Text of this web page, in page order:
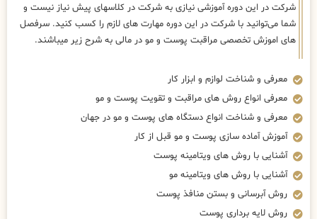
شرکت در این دوره آموزشی نیازی به شرکت در کلاسهای پیش نیاز نیست و
شما می‌توانید با شرکت در این دوره مهارت های لازم را کسب کنید. سرفصل
های اموزش تخصصی مراقبت پوست و مو در مالی به شرح زیر میباشند.
معرفی و شناخت لوازم و ابزار کار
معرفی انواع روش های مراقبت و تقویت پوست و مو
معرفی و شناخت انواع دستگاه های پوست و مو در جهان
آموزش آماده سازی پوست و مو قبل از کار
آشنایی با روش های ویتامینه پوست
آشنایی با روش های ویتامینه مو
روش آبرسانی و بستن منافذ پوست
روش لایه برداری پوست